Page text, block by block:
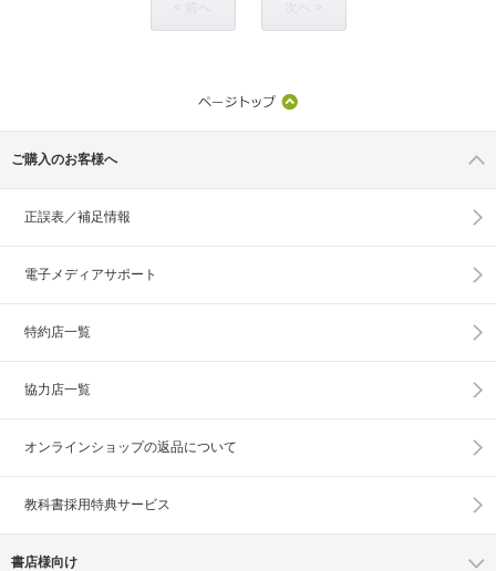
ご購入のお客様へ
正誤表／補足情報
電子メディアサポート
特約店一覧
協力店一覧
オンラインショップの返品について
教科書採用特典サービス
書店様向け